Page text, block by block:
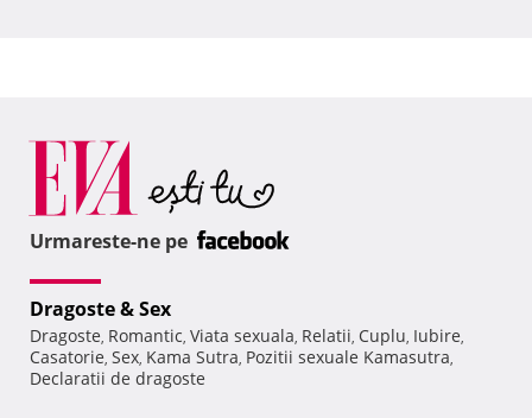
Urmareste-ne pe
Dragoste & Sex
Dragoste, Romantic, Viata sexuala, Relatii, Cuplu, Iubire,
Casatorie, Sex, Kama Sutra, Pozitii sexuale Kamasutra,
Declaratii de dragoste